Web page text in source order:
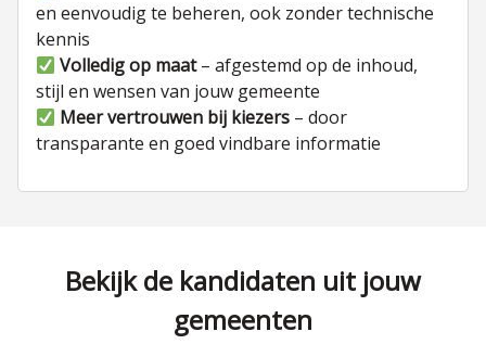
en eenvoudig te beheren, ook zonder technische
kennis
Volledig op maat– afgestemd op de inhoud,
stijl en wensen van jouw gemeente
Meer vertrouwen bij kiezers – door
transparante en goed vindbare informatie
Bekijk de kandidaten uit jouw
gemeenten